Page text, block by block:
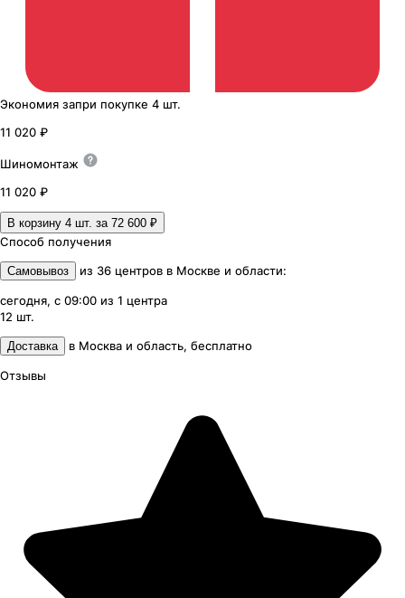
Экономия запри покупке 4 шт.
11 020 ₽
Шиномонтаж
11 020 ₽
В корзину 4 шт. за 72 600 ₽
Способ получения
Самовывоз из 36 центров в Москве и области:
сегодня, с 09:00 из 1 центра
12 шт.
Доставка в Москва и область, бесплатно
Отзывы